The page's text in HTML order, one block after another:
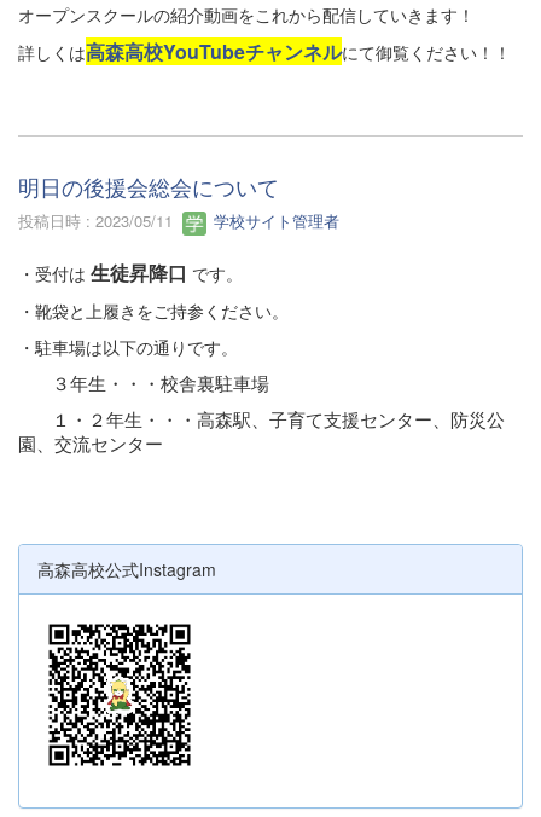
オープンスクールの紹介動画をこれから配信していきます！
詳しくは高森高校YouTubeチャンネルにて御覧ください！！
明日の後援会総会について
投稿日時 : 2023/05/11 学校サイト管理者
・受付は 生徒昇降口 です。
・靴袋と上履きをご持参ください。
・駐車場は以下の通りです。
３年生・・・校舎裏駐車場
１・２年生・・・高森駅、子育て支援センター、防災公
園、交流センター
高森高校公式Instagram